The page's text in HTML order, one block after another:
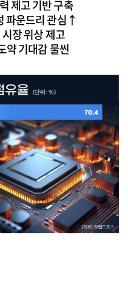
제고 기반 구축
파운드리 관심↑
장 위상 제고
약 기대감 물씬